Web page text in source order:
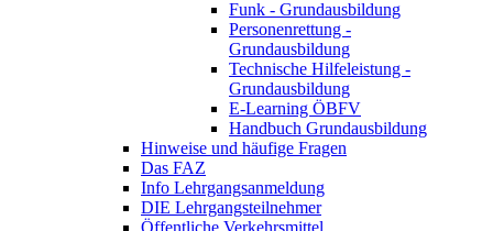
Funk - Grundausbildung
Personenrettung -
Grundausbildung
Technische Hilfeleistung -
Grundausbildung
E-Learning ÖBFV
Handbuch Grundausbildung
Hinweise und häufige Fragen
Das FAZ
Info Lehrgangsanmeldung
DIE Lehrgangsteilnehmer
Öffentliche Verkehrsmittel